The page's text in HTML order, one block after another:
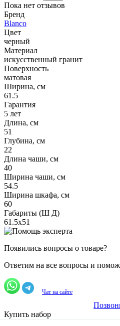
Пока нет отзывов
Бренд
Blanco
Цвет
черный
Материал
искусственный гранит
Поверхность
матовая
Ширина, см
61.5
Гарантия
5 лет
Длина, см
51
Глубина, см
22
Длина чаши, см
40
Ширина чаши, см
54.5
Ширина шкафа, см
60
Габариты (Ш Д)
61.5х51
Появились вопросы о товаре?
Ответим на все вопросы и
Чат на сайте
Купить набор